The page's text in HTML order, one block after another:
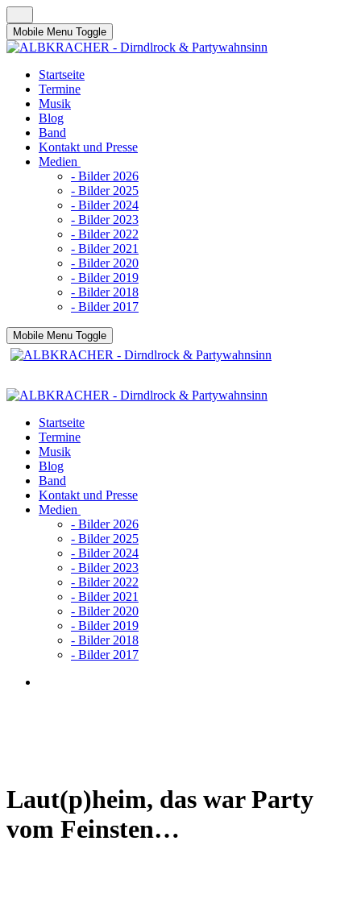
Mobile Menu Toggle
Startseite
Termine
Musik
Blog
Band
Kontakt und Presse
Medien
- Bilder 2026
- Bilder 2025
- Bilder 2024
- Bilder 2023
- Bilder 2022
- Bilder 2021
- Bilder 2020
- Bilder 2019
- Bilder 2018
- Bilder 2017
Mobile Menu Toggle
Startseite
Termine
Musik
Blog
Band
Kontakt und Presse
Medien
- Bilder 2026
- Bilder 2025
- Bilder 2024
- Bilder 2023
- Bilder 2022
- Bilder 2021
- Bilder 2020
- Bilder 2019
- Bilder 2018
- Bilder 2017
Laut(p)heim, das war Party
vom Feinsten…